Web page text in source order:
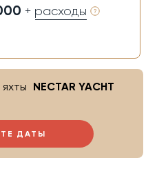
+ расходы
ДАТЫ
NECTAR YACHT